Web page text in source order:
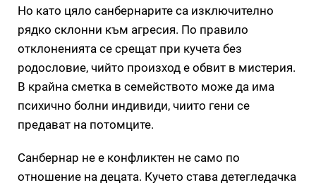
Но като цяло санбернарите са изключително
рядко склонни към агресия. По правило
отклоненията се срещат при кучета без
родословие, чийто произход е обвит в мистерия.
В крайна сметка в семейството може да има
психично болни индивиди, чиито гени се
предават на потомците.
Санбернар не е конфликтен не само по
отношение на децата. Кучето става детегледачка